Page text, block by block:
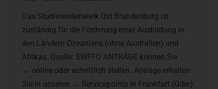
Das Studierendenwerk Ost:Brandenburg ist
zuständig für die Förderung einer Ausbildung in
den Ländern Ozeaniens (ohne Australien) und
Afrikas. Quelle: SWFFO ANTRÄGE können Sie
→ online oder schriftlich stellen. Anträge erhalten
Sie in unseren → Servicepoints in Frankfurt (Oder)